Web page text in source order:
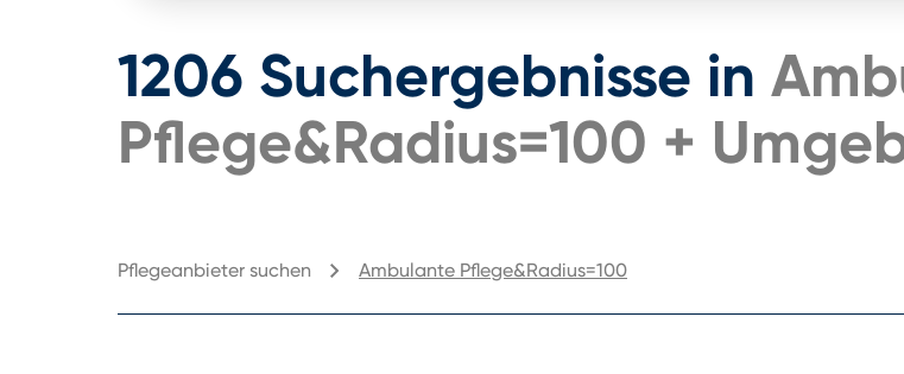
1206 Suchergebnisse in
Pflege&radius=100 +
Pflegeanbieter suchen Ambulante Pflege&radius=100